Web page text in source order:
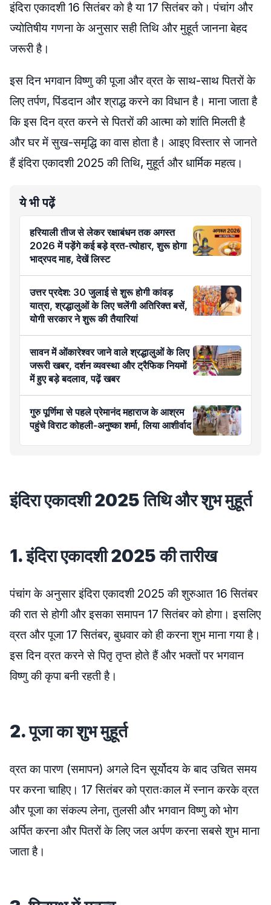
इंदिरा एकादशी 16 सितंबर को है या 17 सितंबर को। पंचांग और
ज्योतिषीय गणना के अनुसार सही तिथि और मुहूर्त जानना बेहद
जरूरी है।
इस दिन भगवान विष्णु की पूजा और व्रत के साथ-साथ पितरों के
लिए तर्पण, पिंडदान और श्राद्ध करने का विधान है। माना जाता है
कि इस दिन व्रत करने से पितरों की आत्मा को शांति मिलती है
और घर में सुख-समृद्धि का वास होता है। आइए विस्तार से जानते
हैं इंदिरा एकादशी 2025 की तिथि, मुहूर्त और धार्मिक महत्व।
ये भी पढ़ें
हरियाली तीज से लेकर रक्षाबंधन तक अगस्त
2026 में पड़ेंगे कई बड़े व्रत-त्योहार, शुरू होगा
भाद्रपद माह, देखें लिस्ट
उत्तर प्रदेश: 30 जुलाई से शुरू होगी कांवड़
यात्रा, श्रद्धालुओं के लिए चलेंगी अतिरिक्त बसें,
योगी सरकार ने शुरू की तैयारियां
सावन में ओंकारेश्वर जाने वाले श्रद्धालुओं के लिए
जरूरी खबर, दर्शन व्यवस्था और ट्रैफिक नियमों
में हुए बड़े बदलाव, पढ़ें खबर
गुरु पूर्णिमा से पहले प्रेमानंद महाराज के आश्रम
पहुंचे विराट कोहली-अनुष्का शर्मा, लिया आशीर्वाद
इंदिरा एकादशी 2025 तिथि और शुभ मुहूर्त
1. इंदिरा एकादशी 2025 की तारीख
पंचांग के अनुसार इंदिरा एकादशी 2025 की शुरुआत 16 सितंबर
की रात से होगी और इसका समापन 17 सितंबर को होगा। इसलिए
व्रत और पूजा 17 सितंबर, बुधवार को ही करना शुभ माना गया है।
इस दिन व्रत करने से पितृ तृप्त होते हैं और भक्तों पर भगवान
विष्णु की कृपा बनी रहती है।
2. पूजा का शुभ मुहूर्त
व्रत का पारण (समापन) अगले दिन सूर्योदय के बाद उचित समय
पर करना चाहिए। 17 सितंबर को प्रातःकाल में स्नान करके व्रत
और पूजा का संकल्प लेना, तुलसी और भगवान विष्णु को भोग
अर्पित करना और पितरों के लिए जल अर्पण करना सबसे शुभ माना
जाता है।